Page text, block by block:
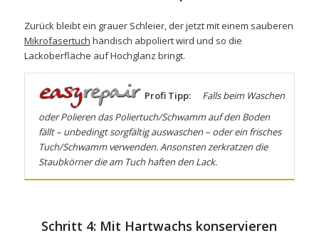
Zurück bleibt ein grauer Schleier, der jetzt mit einem sauberen
Mikrofasertuch händisch abpoliert wird und so die
Lackoberfläche auf Hochglanz bringt.
Profi Tipp:
Falls beim Waschen
oder Polieren das Poliertuch/Schwamm auf den Boden
fällt – unbedingt sorgfältig auswaschen – oder ein frisches
Tuch/Schwamm verwenden. Ansonsten zerkratzen die
Staubkörner die am Tuch haften den Lack.
Schritt 4: Mit Hartwachs konservieren